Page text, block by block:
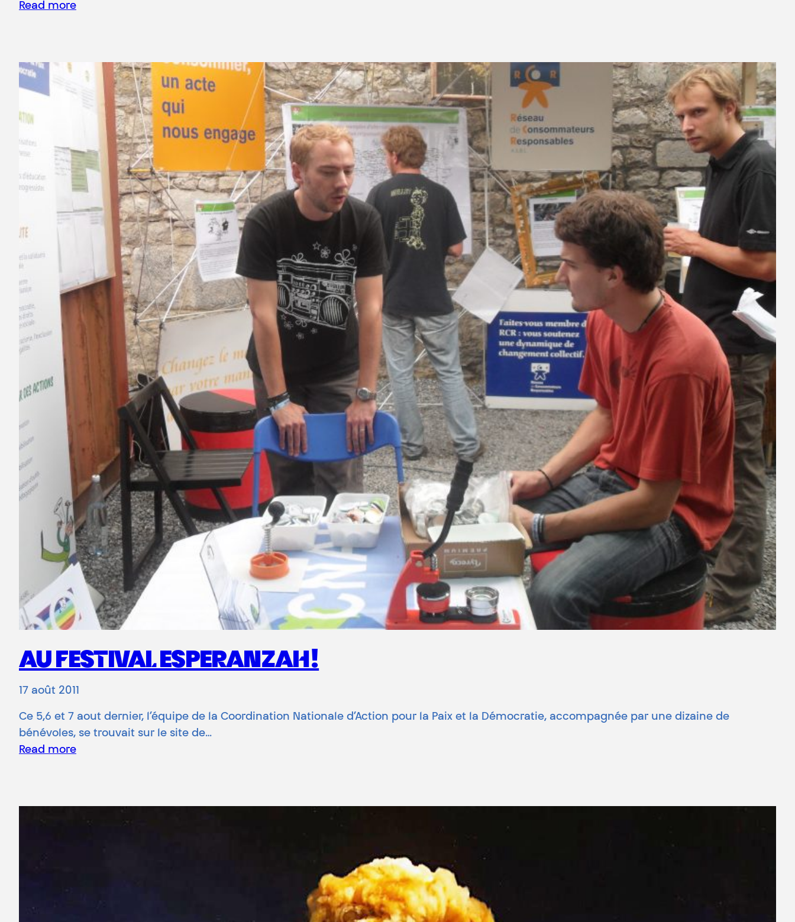
Read more
AU FESTIVAL ESPERANZAH!
17 août 2011
Ce 5,6 et 7 aout dernier, l’équipe de la Coordination Nationale d’Action pour la Paix et la Démocratie, accompagnée par une dizaine de
bénévoles, se trouvait sur le site de…
Read more